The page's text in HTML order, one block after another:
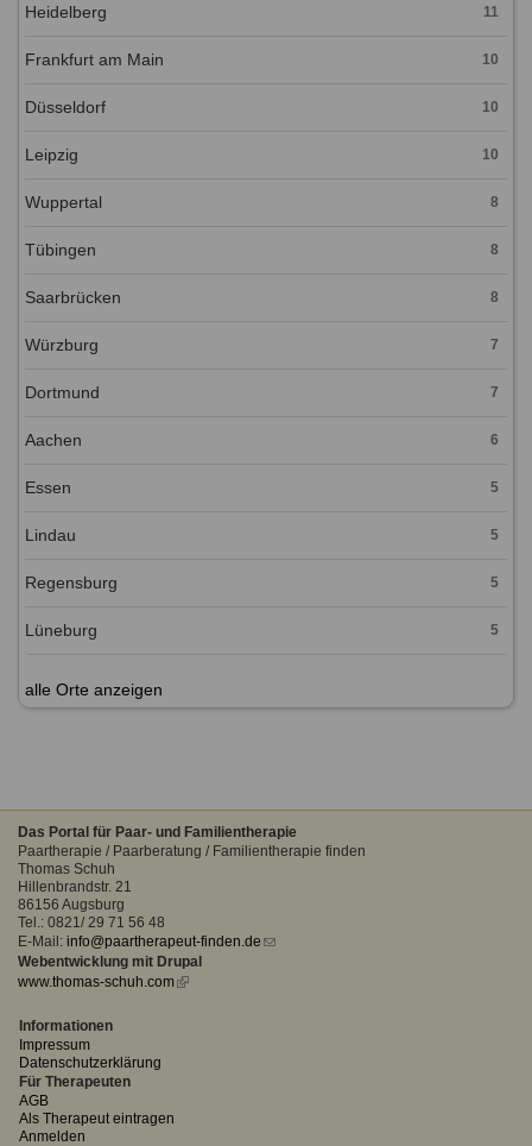
Heidelberg 11
Frankfurt am Main 10
Düsseldorf 10
Leipzig 10
Wuppertal 8
Tübingen 8
Saarbrücken 8
Würzburg 7
Dortmund 7
Aachen 6
Essen 5
Lindau 5
Regensburg 5
Lüneburg 5
alle Orte anzeigen
Das Portal für Paar- und Familientherapie
Paartherapie / Paarberatung / Familientherapie finden
Thomas Schuh
Hillenbrandstr. 21
86156 Augsburg
Tel.: 0821/ 29 71 56 48
E-Mail: info@paartherapeut-finden.de (link
Webentwicklung mit Drupal
www.thomas-schuh.com(link
Informationen
Impressum
Datenschutzerklärung
Für Therapeuten
AGB
Als Therapeut eintragen
Anmelden